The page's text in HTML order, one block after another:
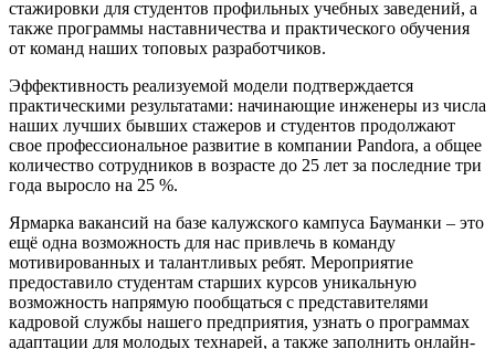
стажировки для студентов профильных учебных заведений, а
также программы наставничества и практического обучения
от команд наших топовых разработчиков.
Эффективность реализуемой модели подтверждается
практическими результатами: начинающие инженеры из числа
наших лучших бывших стажеров и студентов продолжают
свое профессиональное развитие в компании Pandora, а общее
количество сотрудников в возрасте до 25 лет за последние три
года выросло на 25 %.
Ярмарка вакансий на базе калужского кампуса Бауманки – это
ещё одна возможность для нас привлечь в команду
мотивированных и талантливых ребят. Мероприятие
предоставило студентам старших курсов уникальную
возможность напрямую пообщаться с представителями
кадровой службы нашего предприятия, узнать о программах
адаптации для молодых технарей, а также заполнить онлайн-